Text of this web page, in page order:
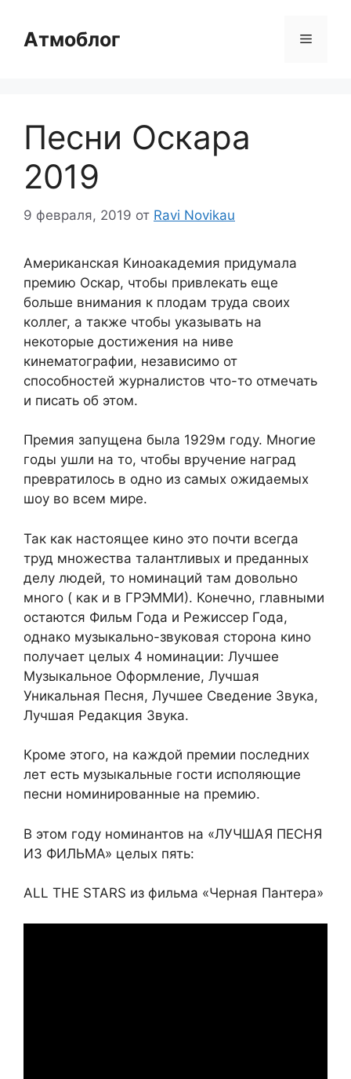
содержимому
Атмоблог Меню
Песни Оскара
2019
9 февраля, 2019 от Ravi Novikau
Американская Киноакадемия придумала
премию Оскар, чтобы привлекать еще
больше внимания к плодам труда своих
коллег, а также чтобы указывать на
некоторые достижения на ниве
кинематографии, независимо от
способностей журналистов что-то отмечать
и писать об этом.
Премия запущена была 1929м году. Многие
годы ушли на то, чтобы вручение наград
превратилось в одно из самых ожидаемых
шоу во всем мире.
Так как настоящее кино это почти всегда
труд множества талантливых и преданных
делу людей, то номинаций там довольно
много ( как и в ГРЭММИ). Конечно, главными
остаются Фильм Года и Режиссер Года,
однако музыкально-звуковая сторона кино
получает целых 4 номинации: Лучшее
Музыкальное Оформление, Лучшая
Уникальная Песня, Лучшее Сведение Звука,
Лучшая Редакция Звука.
Кроме этого, на каждой премии последних
лет есть музыкальные гости исполяющие
песни номинированные на премию.
В этом году номинантов на «ЛУЧШАЯ ПЕСНЯ
ИЗ ФИЛЬМА» целых пять:
ALL THE STARS из фильма «Черная Пантера»